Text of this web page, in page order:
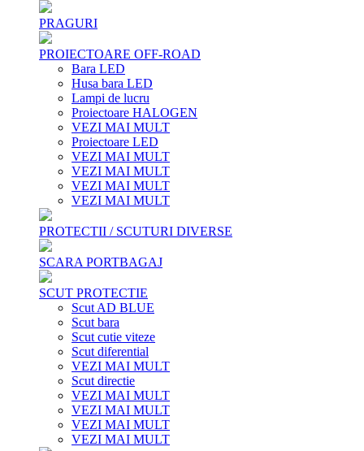
PRAGURI
PROIECTOARE OFF-ROAD
Bara LED
Husa bara LED
Lampi de lucru
Proiectoare HALOGEN
VEZI MAI MULT
Proiectoare LED
VEZI MAI MULT
VEZI MAI MULT
VEZI MAI MULT
VEZI MAI MULT
PROTECTII / SCUTURI DIVERSE
SCARA PORTBAGAJ
SCUT PROTECTIE
Scut AD BLUE
Scut bara
Scut cutie viteze
Scut diferential
VEZI MAI MULT
Scut directie
VEZI MAI MULT
VEZI MAI MULT
VEZI MAI MULT
VEZI MAI MULT